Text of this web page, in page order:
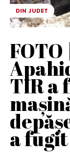
DIN JUDET
TIR a
a fugit